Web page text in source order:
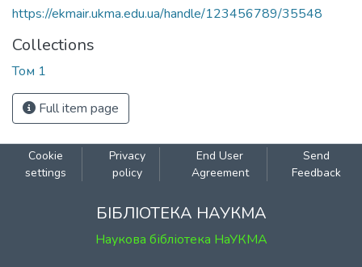
https://ekmair.ukma.edu.ua/handle/123456789/35548
Collections
Том 1
Full item page
Cookie
settings
Privacy
policy
End User
Agreement
Send
Feedback
БІБЛІОТЕКА НАУКМА
Наукова бібліотека НаУКМА